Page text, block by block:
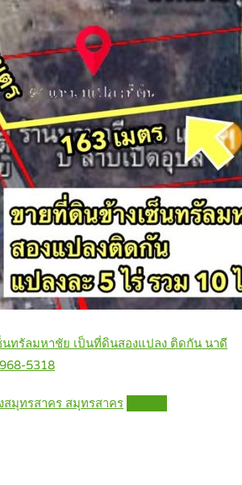
นทรัลมหาชัย เป็นที่ดินสองแปลง ติดกัน นาดี
5318
สมุทรสาคร สมุทรสาคร